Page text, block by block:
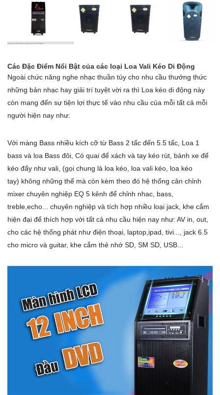
Các Đặc Điểm Nổi Bật của các loại Loa Vali Kéo Di Động
Ngoài chức năng nghe nhạc thuần túy cho nhu cầu thưởng thức
những bản nhạc hay giải trí tuyệt vời ra thì Loa kéo di động này
còn mang đến sự tiện lợi thực tế vào nhu cầu của mỗi tất cả mỗi
người hiện nay như:
Với màng Bass nhiều kích cỡ từ Bass 2 tấc đến 5.5 tấc, Loa 1
bass và loa Bass đôi, Có quai để xách và tay kéo rút, bánh xe để
kéo đẩy như vali, (gọi chung là loa kéo, loa vali kéo, loa kéo
tay) không những thế mà còn kèm theo đó hệ thống cân chỉnh
mixer chuyên nghiệp EQ 5 kênh để chỉnh nhac, bass,
treble,echo... chuyên nghiệp và tích hợp nhiều loại jack, khe cắm
hiện đại để thích hợp với tất cả nhu cầu hiện nay như: AV in, out,
cho các hệ thống phát như điện thoại, laptop,ipad, tivi..., jack 6.5
cho micro và guitar, khe cắm thẻ nhớ SD, SM SD, USB...